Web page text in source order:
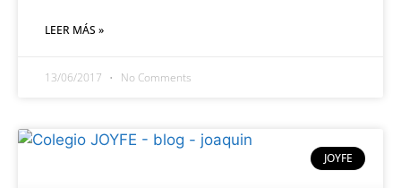
LEER MÁS »
13/06/2017 No Comments
JOYFE